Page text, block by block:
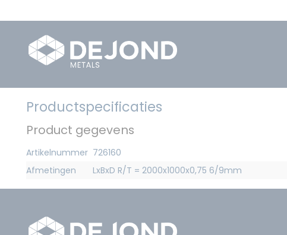
Productspecificaties
Product gegevens
Artikelnummer 726160
Afmetingen
LxBxD R/T = 2000x1000x0,75 6/9mm